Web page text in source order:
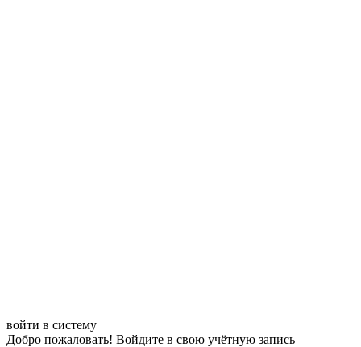
войти в систему
Добро пожаловать! Войдите в свою учётную запись